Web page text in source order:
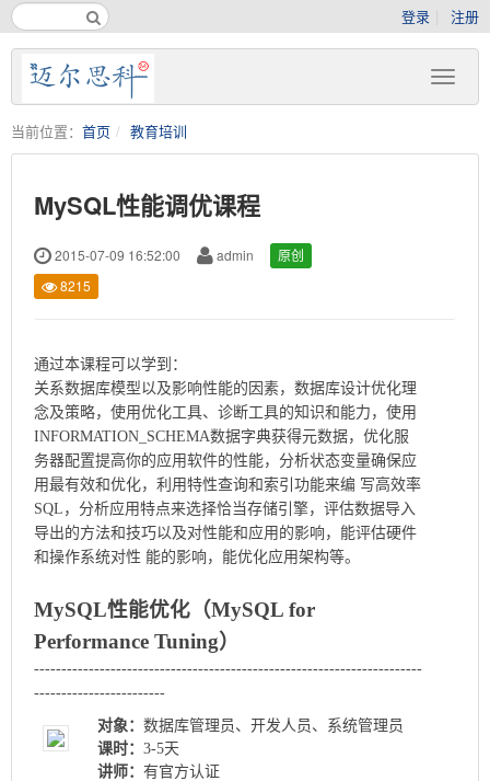
登录 注册
当前位置： 首页 教育培训
MySQL性能调优课程
2015-07-09 16:52:00 admin
原创
8215
通过本课程可以学到：
关系数据库模型以及影响性能的因素，数据库设计优化理
念及策略，使用优化工具、诊断工具的知识和能力，使用
INFORMATION_SCHEMA数据字典获得元数据，优化服
务器配置提高你的应用软件的性能，分析状态变量确保应
用最有效和优化，利用特性查询和索引功能来编 写高效率
SQL ，分析应用特点来选择恰当存储引擎，评估数据导入
导出的方法和技巧以及对性能和应用的影响，能评估硬件
和操作系统对性 能的影响，能优化应用架构等。
MySQL性能优化（MySQL for
Performance Tuning）
-----------------------------------------------------------------------
------------------------
对象： 数据库管理员、开发人员、系统管理员
课时： 3-5天
讲师： 有官方认证